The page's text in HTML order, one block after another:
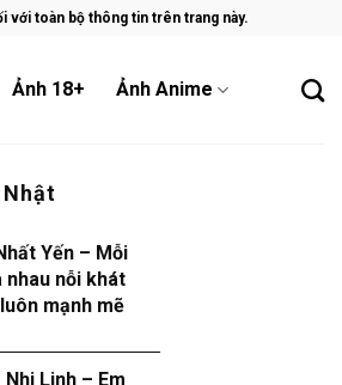
với toàn bộ thông tin trên trang này.
Ảnh 18+ Ảnh Anime
Nhật
Yến – Mỗi
nhau nỗi khát
mạnh mẽ
Nhi Linh – Em